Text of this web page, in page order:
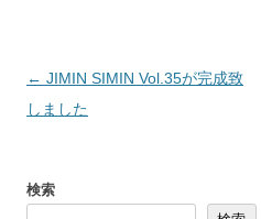
o
k
投
稿
ゲ
← JIMIN SIMIN Vol.35が完成致
しました
検索